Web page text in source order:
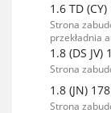
1.6 TD
Strona
przekładnia
1.8 (DS
Strona
1.8 (JN)
Strona